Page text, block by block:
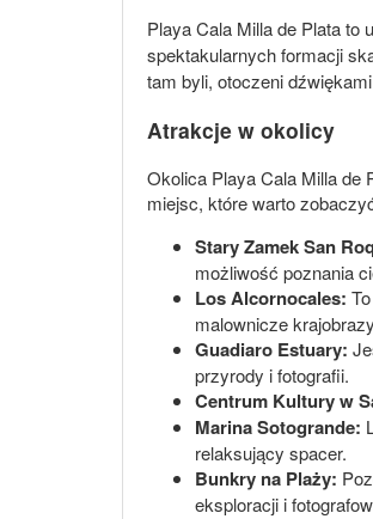
Playa Cala Milla de Plata to
spektakularnych formacji
tam byli, otoczeni
Atrakcje w okolicy
Okolica Playa Cala Milla de
miejsc, które warto
Stary Zamek San
możliwość poznania
Los Alcornocales:
malownicze
Guadiaro Estuary:
przyrody i fotografii.
Centrum Kultury w
Marina Sotogrande:
relaksujący spacer.
Bunkry na Plaży:
eksploracji i